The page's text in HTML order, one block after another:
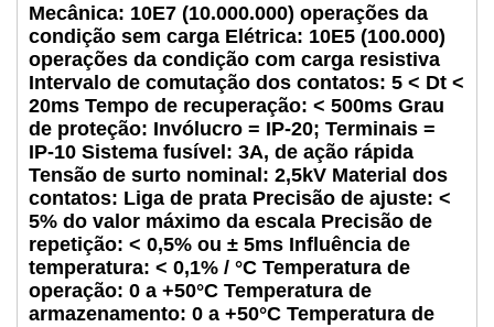
Mecânica: 10E7 (10.000.000) operações da
condição sem carga Elétrica: 10E5 (100.000)
operações da condição com carga resistiva
Intervalo de comutação dos contatos: 5 < Dt <
20ms Tempo de recuperação: < 500ms Grau
de proteção: Invólucro = IP-20; Terminais =
IP-10 Sistema fusível: 3A, de ação rápida
Tensão de surto nominal: 2,5kV Material dos
contatos: Liga de prata Precisão de ajuste: <
5% do valor máximo da escala Precisão de
repetição: < 0,5% ou ± 5ms Influência de
temperatura: < 0,1% / °C Temperatura de
operação: 0 a +50°C Temperatura de
armazenamento: 0 a +50°C Temperatura de